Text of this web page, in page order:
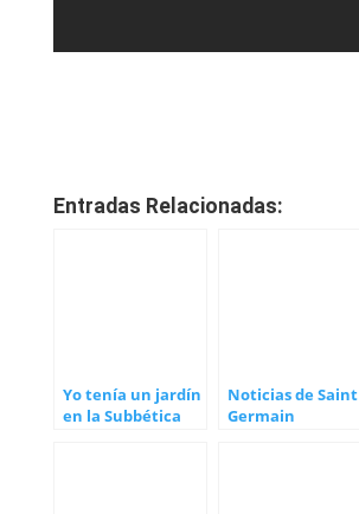
Entradas Relacionadas:
Yo tenía un jardín
en la Subbética
Noticias de Saint
Germain